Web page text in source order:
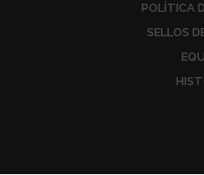
POLÍTICA
SELLOS